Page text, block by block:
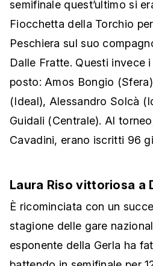
semifinale quest’ultimo si
Fiocchetta della Torchio
Peschiera sul suo
Dalle Fratte. Questi invece
posto: Amos Bongio
(Ideal), Alessandro Solcà
Guidali (Centrale). Al
Cavadini, erano iscritti 96
Laura Riso vittoriosa a
È ricominciata con un
stagione delle gare
esponente della Gerla ha